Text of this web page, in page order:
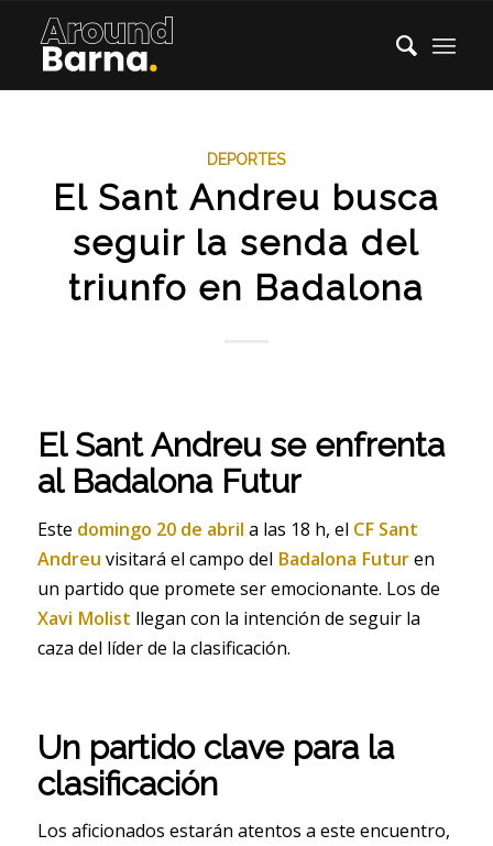
DEPORTES
El Sant Andreu busca
seguir la senda del
triunfo en Badalona
El Sant Andreu se enfrenta
al Badalona Futur
Este domingo 20 de abril a las 18 h, el CF Sant
Andreu visitará el campo del Badalona Futuren
un partido que promete ser emocionante. Los de
Xavi Molist llegan con la intención de seguir la
caza del líder de la clasificación.
Un partido clave para la
clasificación
Los aficionados estarán atentos a este encuentro,